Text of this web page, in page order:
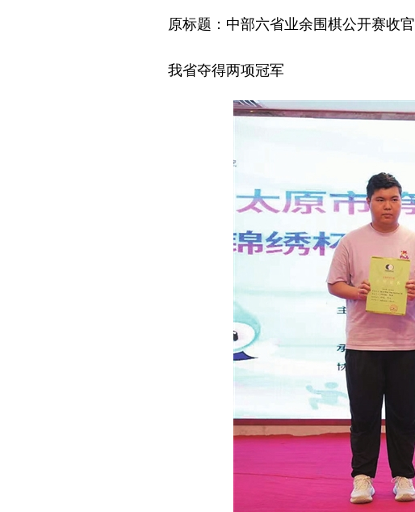
原标题：中部六省业余围棋公开赛收官
我省夺得两项冠军